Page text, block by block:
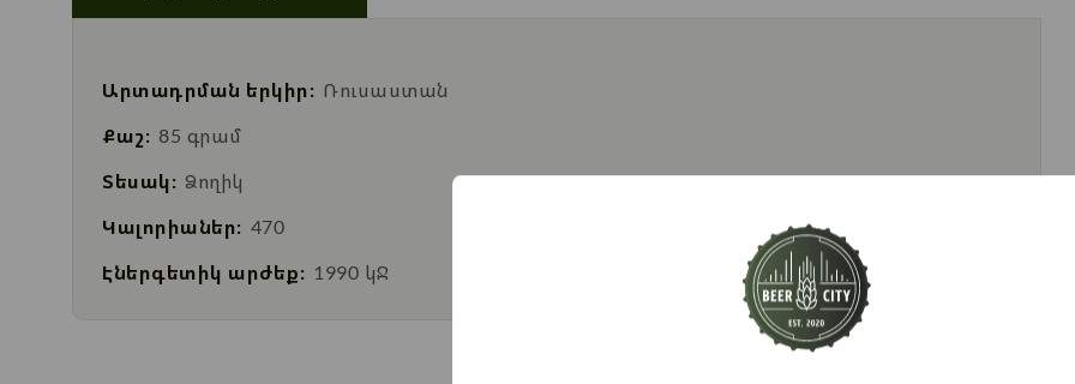
Արտադրման երկիր: Ռուսաստան
Քաշ: 85 գրամ
Տեսակ: Ձողիկ
Կալորիաներ: 470
Էներգետիկ արժեք: 1990 կՋ